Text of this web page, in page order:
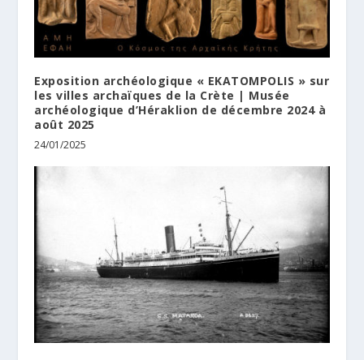
Exposition archéologique « EKATOMPOLIS » sur
les villes archaïques de la Crète | Μusée
archéologique d’Héraklion de décembre 2024 à
août 2025
24/01/2025